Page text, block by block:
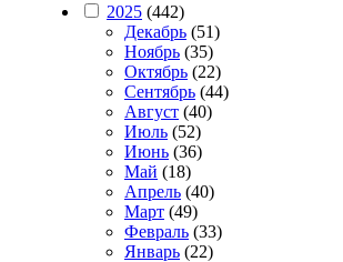
2025 (442)
Декабрь (51)
Ноябрь (35)
Октябрь (22)
Сентябрь (44)
Август (40)
Июль (52)
Июнь (36)
Май (18)
Апрель (40)
Март (49)
Февраль (33)
Январь (22)